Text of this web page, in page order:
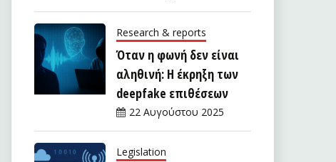
Research & reports
Όταν η φωνή δεν είναι
αληθινή: Η έκρηξη των
deepfake επιθέσεων
22 Αυγούστου 2025
Legislation